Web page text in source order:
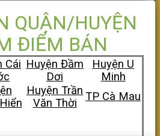
QUẬN/HUYỆN
ĐIỂM BÁN
Cái Huyện Đầm
Dơi
Huyện U
Minh
Huyện Trần
Văn Thời
TP Cà Mau